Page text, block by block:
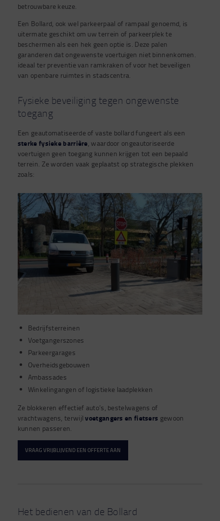
betrouwbare keuze.
Een Bollard, ook wel parkeerpaal of rampaal genoemd, is
uitermate geschikt om uw terrein of parkeerplek te
beschermen als een hek geen optie is. Deze palen
garanderen dat ongewenste voertuigen niet binnenkomen.
ideaal ter preventie van ramkraken of voor het beveiligen
van openbare ruimtes in stadscentra.
Fysieke beveiliging tegen ongewenste
toegang
Een geautomatiseerde of vaste bollard fungeert als een
sterke fysieke barrière, waardoor ongeautoriseerde
voertuigen geen toegang kunnen krijgen tot een bepaald
terrein. Ze worden vaak geplaatst op strategische plekken
zoals:
Bedrijfsterreinen
Voetgangerszones
Parkeergarages
Overheidsgebouwen
Ambassades
Winkelingangen of logistieke laadplekken
Ze blokkeren effectief auto’s, bestelwagens of
vrachtwagens, terwijlvoetgangers en fietsers gewoon
kunnen passeren.
VRAAG VRIJBLIJVEND EEN OFFERTE AAN
Het bedienen van de Bollard